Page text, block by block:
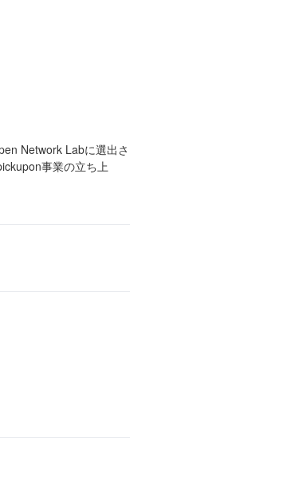
Network Labに選出さ
事業の立ち上